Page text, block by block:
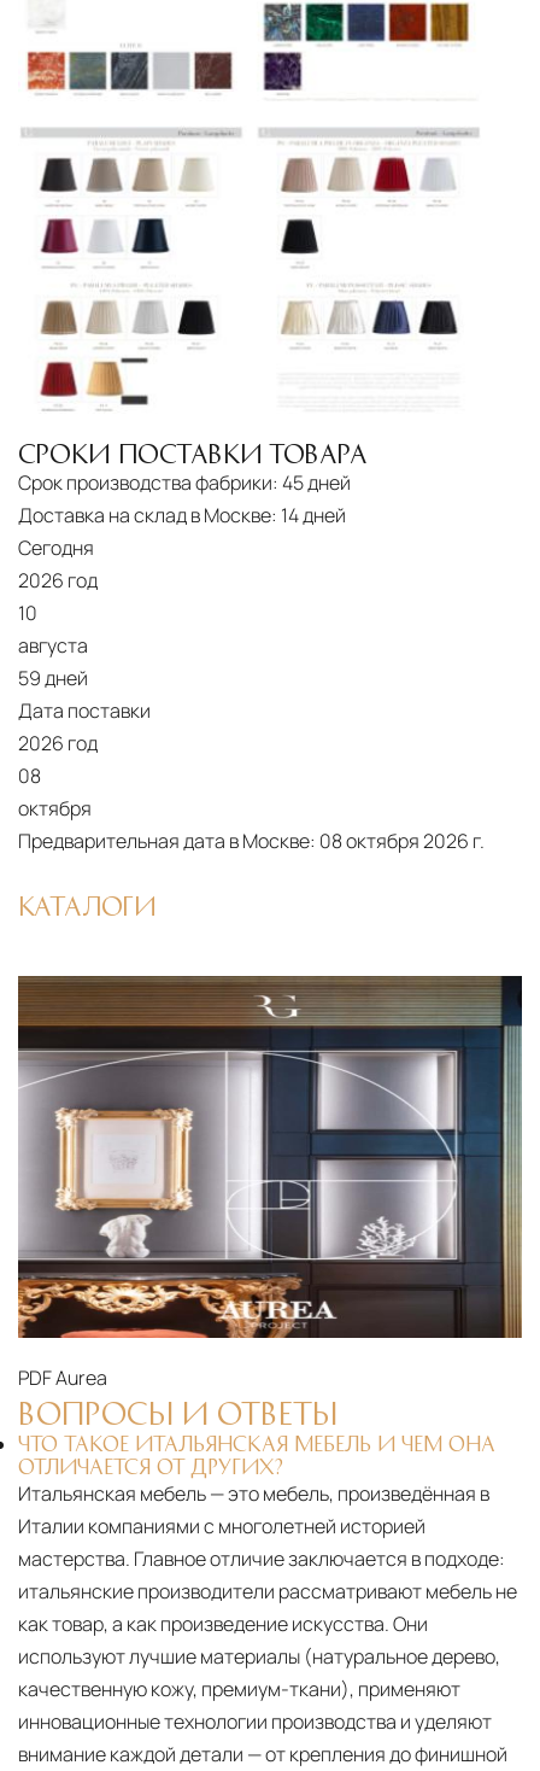
Страхование груза
Все международные
поставки застрахованы в соответствии с
международными стандартами. Клиенты могут
выбрать дополнительное страхование для
критичных партий товара.
СРОКИ ПОСТАВКИ ТОВАРА
Срок производства фабрики: 45 дней
Доставка на склад в Москве: 14 дней
Сегодня
2026 год
10
августа
59 дней
Дата поставки
2026 год
08
октября
Предварительная дата в Москве: 08 октября 2026 г.
КАТАЛОГИ
PDFAurea
ВОПРОСЫ И ОТВЕТЫ
ЧТО ТАКОЕ ИТАЛЬЯНСКАЯ МЕБЕЛЬ И ЧЕМ ОНА
ОТЛИЧАЕТСЯ ОТ ДРУГИХ?
Итальянская мебель — это мебель, произведённая в
Италии компаниями с многолетней историей
мастерства. Главное отличие заключается в подходе:
итальянские производители рассматривают мебель не
как товар, а как произведение искусства. Они
используют лучшие материалы (натуральное дерево,
качественную кожу, премиум-ткани), применяют
инновационные технологии производства и уделяют
внимание каждой детали — от крепления до финишной